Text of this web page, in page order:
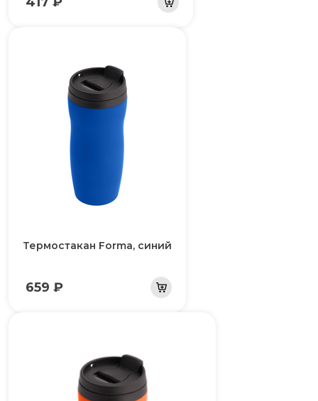
Термостакан Forma, синий
659 ₽